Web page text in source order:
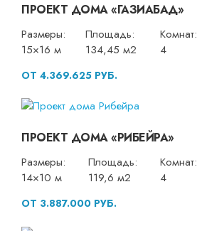
ПРОЕКТ ДОМА «ГАЗИАБАД»
Размеры:
15×16 м
Площадь:
134,45 м2
Комнат:
4
ОТ 4.369.625 РУБ.
ПРОЕКТ ДОМА «РИБЕЙРА»
Размеры:
14×10 м
Площадь:
119,6 м2
Комнат:
4
ОТ 3.887.000 РУБ.